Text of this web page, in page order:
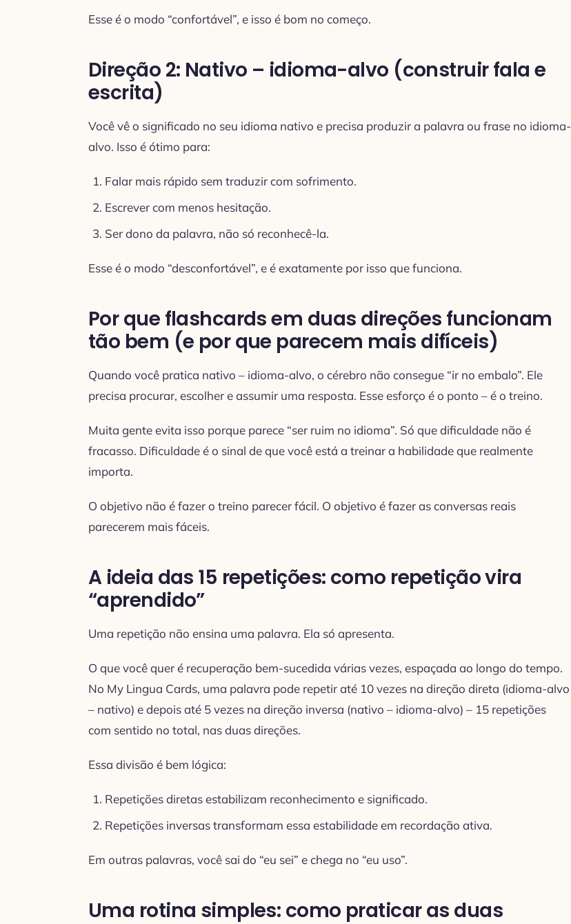
Esse é o modo “confortável”, e isso é bom no começo.
Direção 2: Nativo – idioma-alvo (construir fala e
escrita)
Você vê o significado no seu idioma nativo e precisa produzir a palavra ou frase no idioma-
alvo. Isso é ótimo para:
Falar mais rápido sem traduzir com sofrimento.
Escrever com menos hesitação.
Ser dono da palavra, não só reconhecê-la.
Esse é o modo “desconfortável”, e é exatamente por isso que funciona.
Por que flashcards em duas direções funcionam
tão bem (e por que parecem mais difíceis)
Quando você pratica nativo – idioma-alvo, o cérebro não consegue “ir no embalo”. Ele
precisa procurar, escolher e assumir uma resposta. Esse esforço é o ponto – é o treino.
Muita gente evita isso porque parece “ser ruim no idioma”. Só que dificuldade não é
fracasso. Dificuldade é o sinal de que você está a treinar a habilidade que realmente
importa.
O objetivo não é fazer o treino parecer fácil. O objetivo é fazer as conversas reais
parecerem mais fáceis.
A ideia das 15 repetições: como repetição vira
“aprendido”
Uma repetição não ensina uma palavra. Ela só apresenta.
O que você quer é recuperação bem-sucedida várias vezes, espaçada ao longo do tempo.
No My Lingua Cards, uma palavra pode repetir até 10 vezes na direção direta (idioma-alvo
– nativo) e depois até 5 vezes na direção inversa (nativo – idioma-alvo) – 15 repetições
com sentido no total, nas duas direções.
Essa divisão é bem lógica:
Repetições diretas estabilizam reconhecimento e significado.
Repetições inversas transformam essa estabilidade em recordação ativa.
Em outras palavras, você sai do “eu sei” e chega no “eu uso”.
Uma rotina simples: como praticar as duas